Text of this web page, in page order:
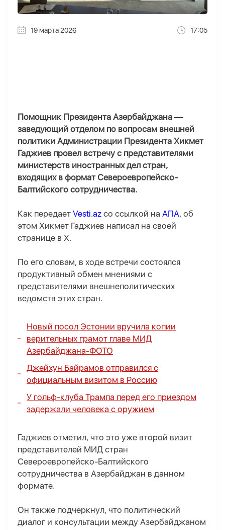
19 марта 2026 17:05
Помощник Президента Азербайджана —
заведующий отделом по вопросам внешней
политики Администрации Президента Хикмет
Гаджиев провел встречу с представителями
министерств иностранных дел стран,
входящих в формат Североевропейско-
Балтийского сотрудничества.
Как передает Vesti.az со ссылкой на АПА, об
этом Хикмет Гаджиев написал на своей
странице в X.
По его словам, в ходе встречи состоялся
продуктивный обмен мнениями с
представителями внешнеполитических
ведомств этих стран.
Новый посол Эстонии вручила копии
верительных грамот главе МИД
Азербайджана-ФОТО
Джейхун Байрамов отправился с
официальным визитом в Россию
У гольф-клуба Трампа перед его приездом
задержали человека с оружием
Гаджиев отметил, что это уже второй визит
представителей МИД стран
Североевропейско-Балтийского
сотрудничества в Азербайджан в данном
формате.
Он также подчеркнул, что политический
диалог и консультации между Азербайджаном